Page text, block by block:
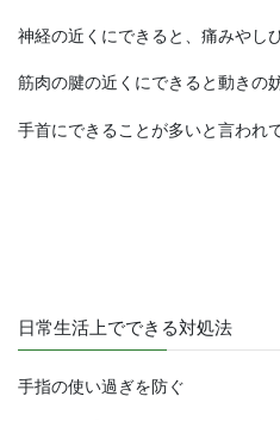
神経の近くにできると、痛みやし
筋肉の腱の近くにできると動きの
手首にできることが多いと言われ
日常生活上でできる対処法
手指の使い過ぎを防ぐ